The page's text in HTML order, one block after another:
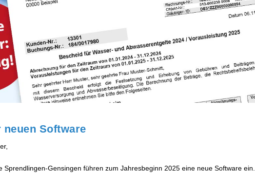
Software
Sprendlingen-Gensingen führen zum Jahresbeginn 2025 eine neue Software ein.